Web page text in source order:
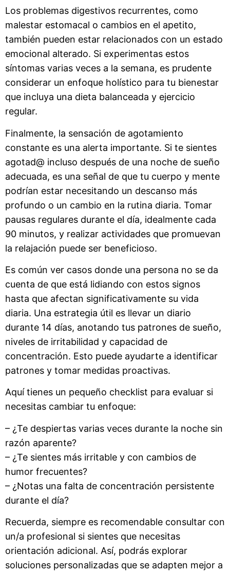
Los problemas digestivos recurrentes, como
malestar estomacal o cambios en el apetito,
también pueden estar relacionados con un estado
emocional alterado. Si experimentas estos
síntomas varias veces a la semana, es prudente
considerar un enfoque holístico para tu bienestar
que incluya una dieta balanceada y ejercicio
regular.
Finalmente, la sensación de agotamiento
constante es una alerta importante. Si te sientes
agotad@ incluso después de una noche de sueño
adecuada, es una señal de que tu cuerpo y mente
podrían estar necesitando un descanso más
profundo o un cambio en la rutina diaria. Tomar
pausas regulares durante el día, idealmente cada
90 minutos, y realizar actividades que promuevan
la relajación puede ser beneficioso.
Es común ver casos donde una persona no se da
cuenta de que está lidiando con estos signos
hasta que afectan significativamente su vida
diaria. Una estrategia útil es llevar un diario
durante 14 días, anotando tus patrones de sueño,
niveles de irritabilidad y capacidad de
concentración. Esto puede ayudarte a identificar
patrones y tomar medidas proactivas.
Aquí tienes un pequeño checklist para evaluar si
necesitas cambiar tu enfoque:
– ¿Te despiertas varias veces durante la noche sin
razón aparente?
– ¿Te sientes más irritable y con cambios de
humor frecuentes?
– ¿Notas una falta de concentración persistente
durante el día?
Recuerda, siempre es recomendable consultar con
un/a profesional si sientes que necesitas
orientación adicional. Así, podrás explorar
soluciones personalizadas que se adapten mejor a